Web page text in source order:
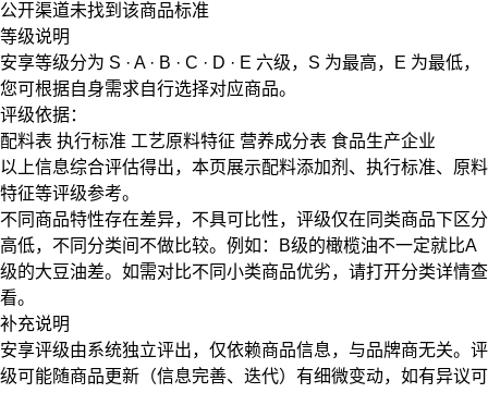
公开渠道未找到该商品标准
等级说明
安享等级分为 S · A · B · C · D · E 六级， S 为最高， E 为最低，
您可根据自身需求自行选择对应商品。
评级依据：
配料表 执行标准 工艺原料特征 营养成分表 食品生产企业
以上信息综合评估得出，本页展示配料添加剂 、 执行标准、 原料
特征等评级参考。
不同商品特性存在差异，不具可比性，评级仅在 同类商品下区分
高低，不同分类间不做比较。例如：B级的橄榄油不一定就比A
级的大豆油差。如需对比不同小类商品优劣，请打开分类详情查
看。
补充说明
安享评级由系统独立评出，仅依赖商品信息， 与品牌商无关。评
级可能随商品更新（信息完善、迭代）有细微变动，如有异议可